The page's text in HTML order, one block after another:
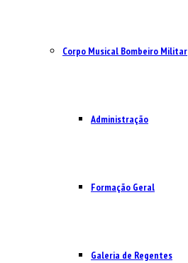
Corpo Musical Bombeiro Militar
Administração
Formação Geral
Galeria de Regentes